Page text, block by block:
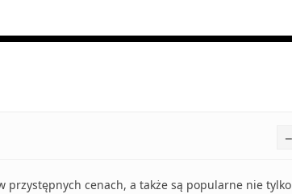
przystępnych cenach, a także są popularne nie tylko